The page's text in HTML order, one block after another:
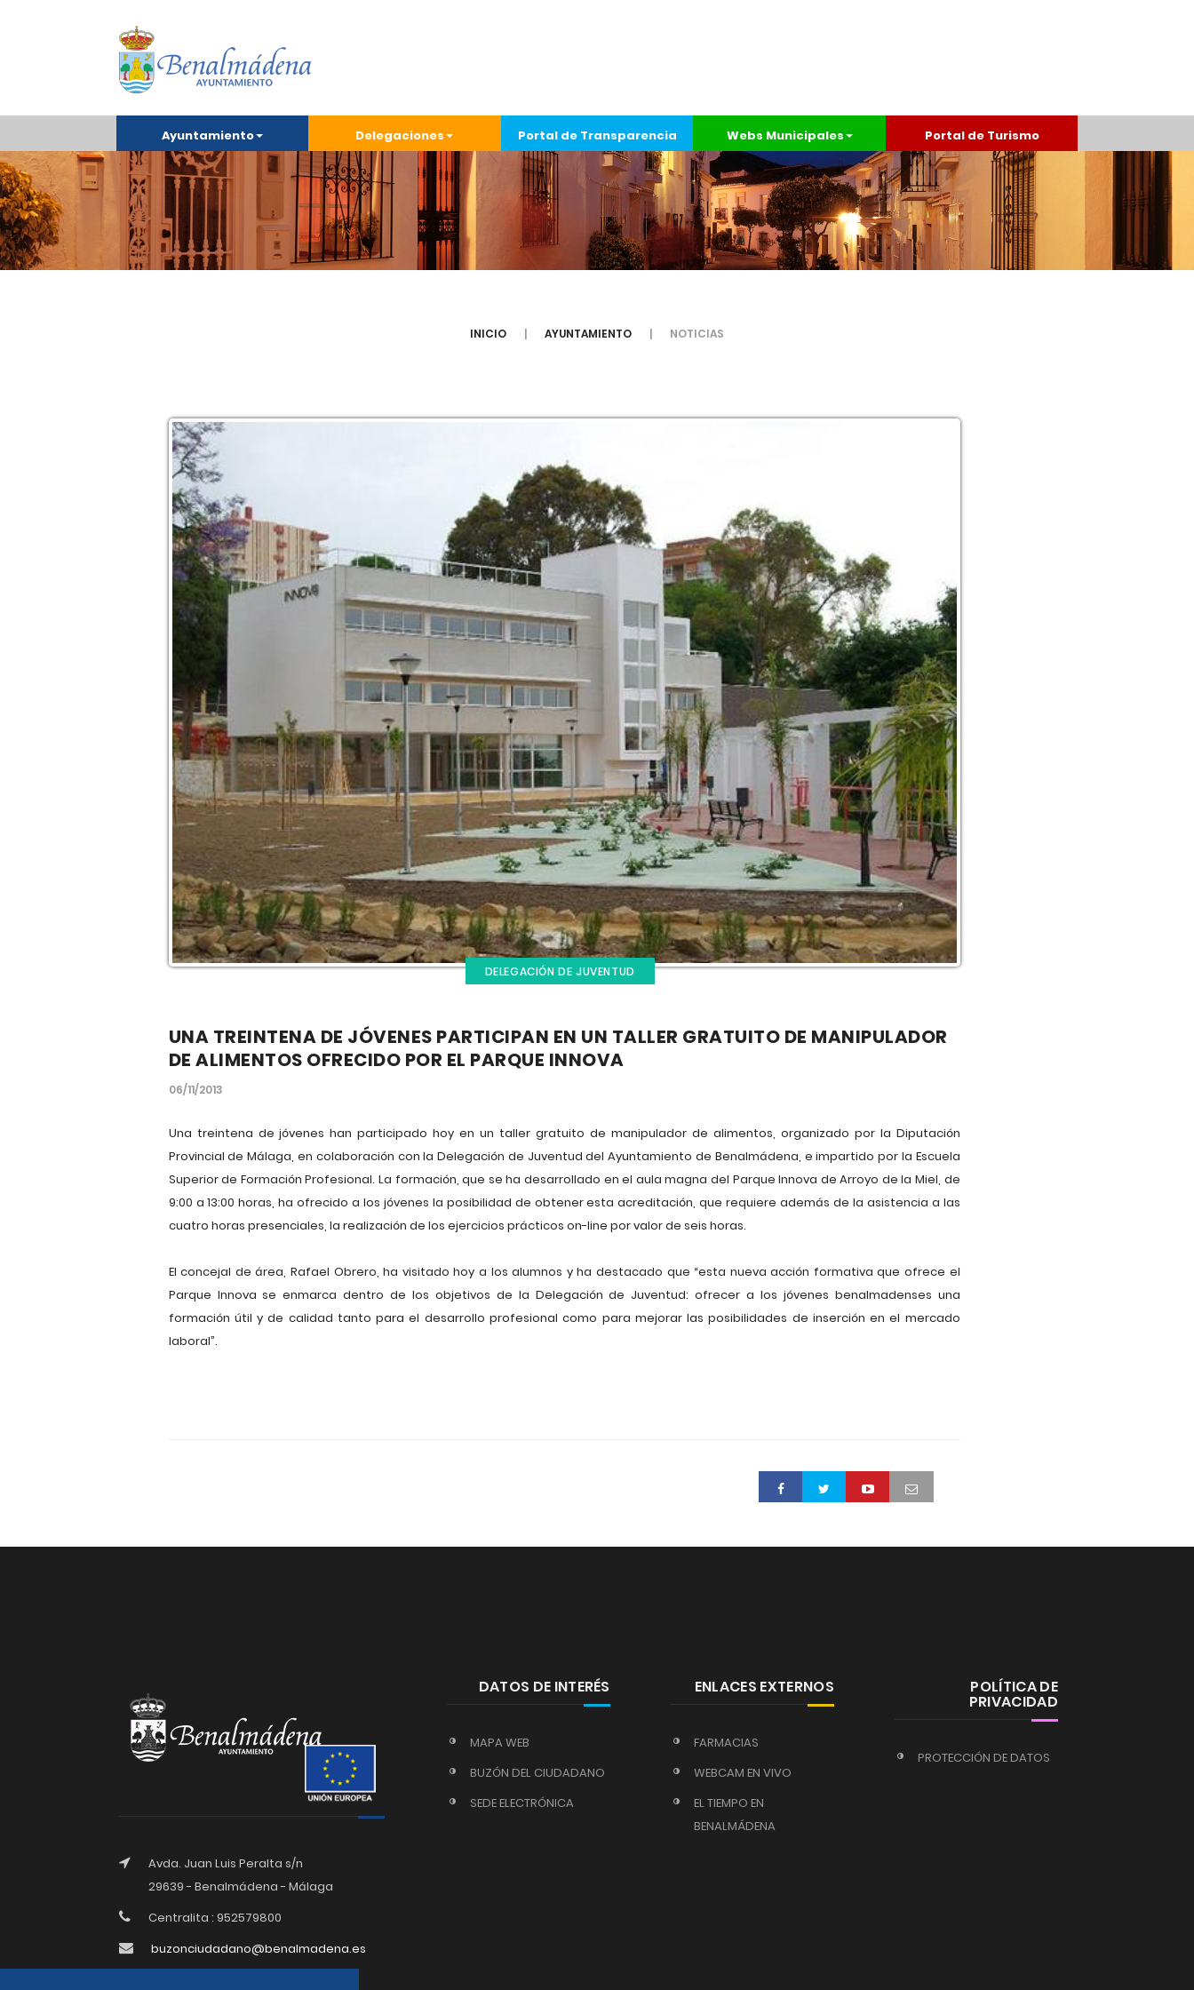
Ayuntamiento Delegaciones Portal de Transparencia Webs Municipales Portal de Turismo
INICIO AYUNTAMIENTO NOTICIAS
DELEGACIÓN DE JUVENTUD
UNA TREINTENA DE JÓVENES PARTICIPAN EN UN TALLER GRATUITO DE MANIPULADOR
DE ALIMENTOS OFRECIDO POR EL PARQUE INNOVA
06/11/2013
Una treintena de jóvenes han participado hoy en un taller gratuito de manipulador de alimentos, organizado por la Diputación
Provincial de Málaga, en colaboración con la Delegación de Juventud del Ayuntamiento de Benalmádena, e impartido por la Escuela
Superior de Formación Profesional. La formación, que se ha desarrollado en el aula magna del Parque Innova de Arroyo de la Miel, de
9:00 a 13:00 horas, ha ofrecido a los jóvenes la posibilidad de obtener esta acreditación, que requiere además de la asistencia a las
cuatro horas presenciales, la realización de los ejercicios prácticos on-line por valor de seis horas.
El concejal de área, Rafael Obrero, ha visitado hoy a los alumnos y ha destacado que “esta nueva acción formativa que ofrece el
Parque Innova se enmarca dentro de los objetivos de la Delegación de Juventud: ofrecer a los jóvenes benalmadenses una
formación útil y de calidad tanto para el desarrollo profesional como para mejorar las posibilidades de inserción en el mercado
laboral”.
Avda. Juan Luis Peralta s/n
29639 - Benalmádena - Málaga
Centralita : 952579800
buzonciudadano@benalmadena.es
DATOS DE INTERÉS
MAPA WEB
BUZÓN DEL CIUDADANO
SEDE ELECTRÓNICA
ENLACES EXTERNOS
FARMACIAS
WEBCAM EN VIVO
EL TIEMPO EN
BENALMÁDENA
POLÍTICA DE
PRIVACIDAD
PROTECCIÓN DE DATOS